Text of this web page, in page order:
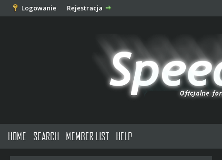
Logowanie Rejestracja
HOME SEARCH MEMBER LIST HELP